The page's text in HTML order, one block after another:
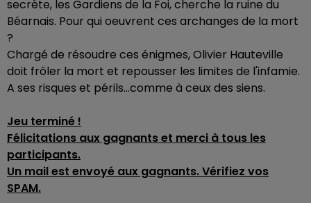
secrète, les Gardiens de la Foi, cherche la ruine du
Béarnais. Pour qui oeuvrent ces archanges de la mort
?
Chargé de résoudre ces énigmes, Olivier Hauteville
doit frôler la mort et repousser les limites de l'infamie.
A ses risques et périls...comme à ceux des siens.
Jeu terminé !
Félicitations aux gagnants et merci à tous les
participants.
Un mail est envoyé aux gagnants. Vérifiez vos
SPAM.